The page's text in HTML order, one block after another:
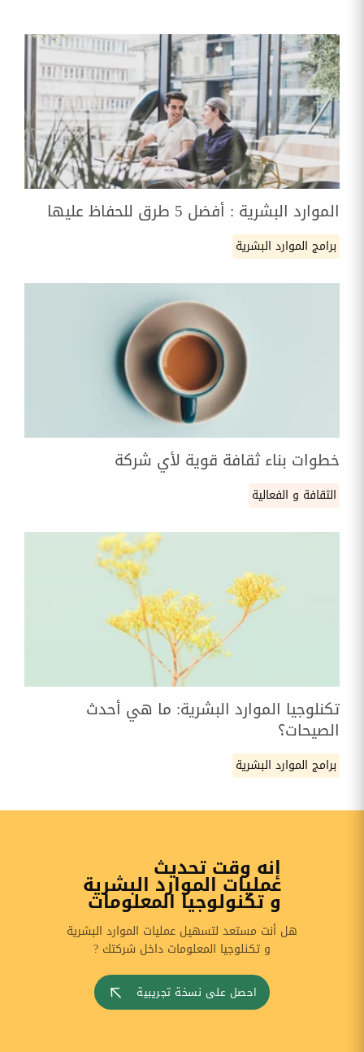
الموارد البشرية : أفضل 5 طرق للحفاظ عليها
برامج الموارد البشرية
خطوات بناء ثقافة قوية لأي شركة
الثقافة و الفعالية
تكنلوجيا الموارد البشرية: ما هي أحدث
الصيحات؟
برامج الموارد البشرية
إنه وقت تحديث
عمليات الموارد البشرية
و تكنولوجيا المعلومات
هل أنت مستعد لتسهيل عمليات الموارد البشرية
و تكنلوجيا المعلومات داخل شركتك ?
احصل على نسخة تجريبية